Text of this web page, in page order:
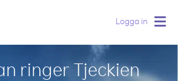
Logga in
ringer Tjeckien